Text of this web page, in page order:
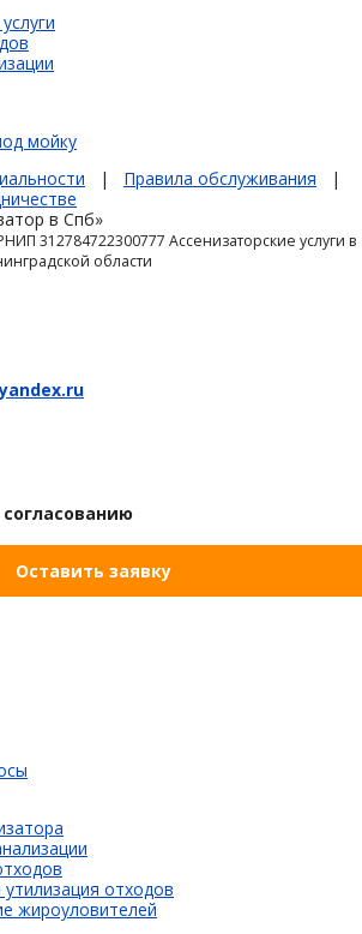
мойку
| Правила обслуживания |
в Спб»
312784722300777 Ассенизаторские услуги в
области
согласованию
Оставить заявку
отходов
жироуловителей